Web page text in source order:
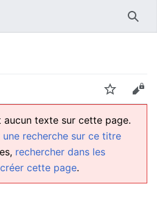
Suivre
aucun texte sur cette page.
une recherche sur ce titre
rechercher dans les
créer cette page.